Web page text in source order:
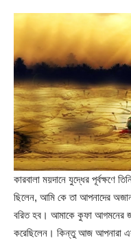
কারবালা ময়দানে যুদ্ধের পূর্বক্ষণে
ছিলেন, আমি কে তা আপনাদের
বরিত হব। আমাকে কুফা আগমনের
করেছিলেন। কিন্তু আজ আপনারা